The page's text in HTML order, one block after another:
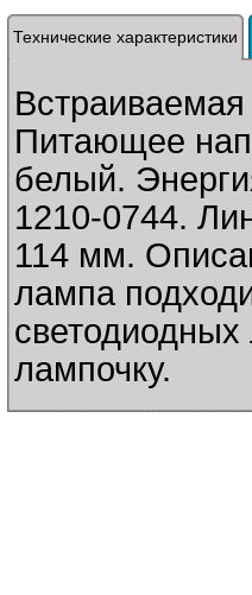
Технические характеристики
Питающее
белый.
1210-0744.
114 мм.
лампа
лампочку.